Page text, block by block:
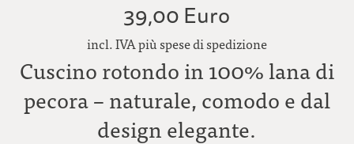
39,00 Euro
incl. IVA più spese di spedizione
Cuscino rotondo in 100% lana di
pecora – naturale, comodo e dal
design elegante.